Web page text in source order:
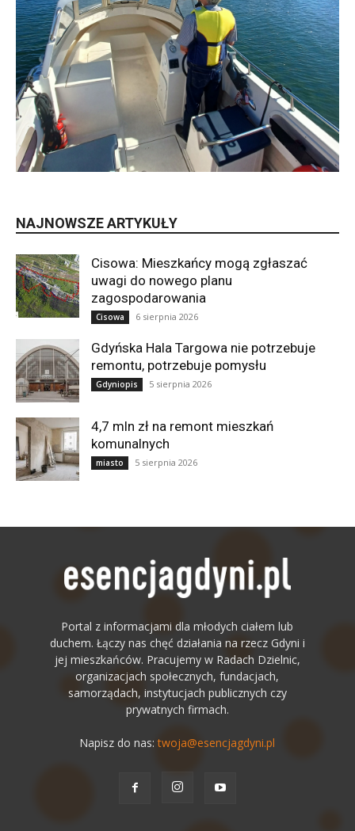
NAJNOWSZE ARTYKUŁY
Cisowa: Mieszkańcy mogą zgłaszać
uwagi do nowego planu
zagospodarowania
Cisowa 6 sierpnia 2026
Gdyńska Hala Targowa nie potrzebuje
remontu, potrzebuje pomysłu
Gdyniopis 5 sierpnia 2026
4,7 mln zł na remont mieszkań
komunalnych
miasto 5 sierpnia 2026
Portal z informacjami dla młodych ciałem lub
duchem. Łączy nas chęć działania na rzecz Gdyni i
jej mieszkańców. Pracujemy w Radach Dzielnic,
organizacjach społecznych, fundacjach,
samorządach, instytucjach publicznych czy
prywatnych firmach.
Napisz do nas:twoja@esencjagdyni.pl